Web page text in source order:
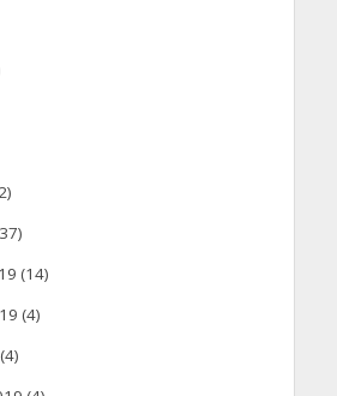
(14)
(4)
(4)